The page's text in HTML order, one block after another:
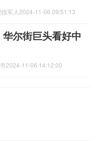
军人 2024-11-06 09:51:13
尔街巨头看好中
2024-11-06 14:12:00